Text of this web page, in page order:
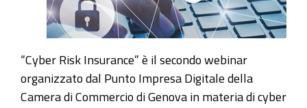
“Cyber Risk Insurance” è il secondo webinar
organizzato dal Punto Impresa Digitale della
Camera di Commercio di Genova in materia di cyber